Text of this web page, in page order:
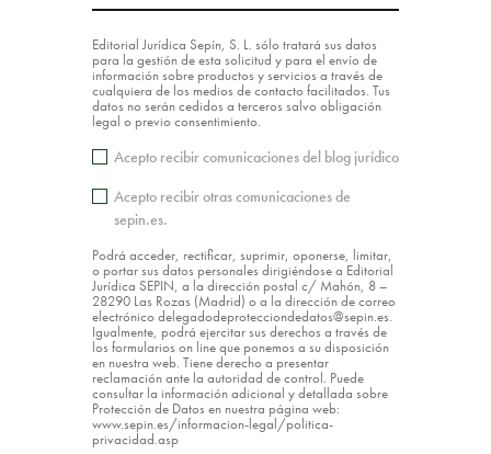
Editorial Jurídica Sepín, S. L. sólo tratará sus datos
para la gestión de esta solicitud y para el envío de
información sobre productos y servicios a través de
cualquiera de los medios de contacto facilitados. Tus
datos no serán cedidos a terceros salvo obligación
legal o previo consentimiento.
Acepto recibir comunicaciones del blog jurídico
Acepto recibir otras comunicaciones de
sepin.es.
Podrá acceder, rectificar, suprimir, oponerse, limitar,
o portar sus datos personales dirigiéndose a Editorial
Jurídica SEPIN, a la dirección postal c/ Mahón, 8 –
28290 Las Rozas (Madrid) o a la dirección de correo
electrónico delegadodeprotecciondedatos@sepin.es.
Igualmente, podrá ejercitar sus derechos a través de
los formularios on line que ponemos a su disposición
en nuestra web. Tiene derecho a presentar
reclamación ante la autoridad de control. Puede
consultar la información adicional y detallada sobre
Protección de Datos en nuestra página web:
www.sepin.es/informacion-legal/politica-
privacidad.asp